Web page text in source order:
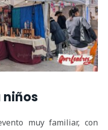
muy familiar, con